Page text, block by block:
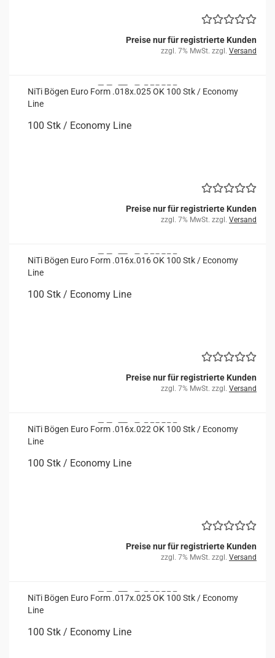
Preise nur für registrierte Kunden
zzgl. 7% MwSt. zzgl. Versand
NiTi Bögen Euro Form .018x.025 OK 100 Stk / Eco­no­my
Line
100 Stk / Eco­no­my Line
Preise nur für registrierte Kunden
zzgl. 7% MwSt. zzgl. Versand
NiTi Bögen Euro Form .016x.016 OK 100 Stk / Eco­no­my
Line
100 Stk / Eco­no­my Line
Preise nur für registrierte Kunden
zzgl. 7% MwSt. zzgl. Versand
NiTi Bögen Euro Form .016x.022 OK 100 Stk / Eco­no­my
Line
100 Stk / Eco­no­my Line
Preise nur für registrierte Kunden
zzgl. 7% MwSt. zzgl. Versand
NiTi Bögen Euro Form .017x.025 OK 100 Stk / Eco­no­my
Line
100 Stk / Eco­no­my Line